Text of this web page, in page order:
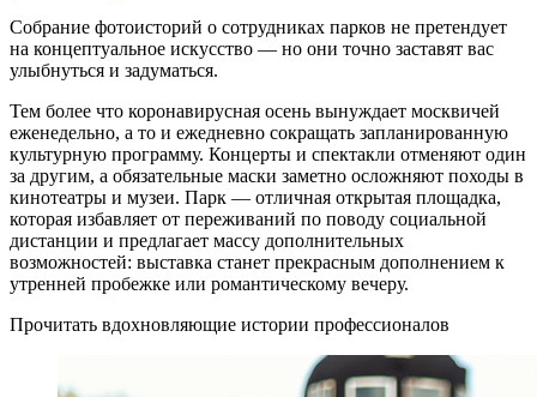
Собрание фотоисторий о сотрудниках парков не претендует
на концептуальное искусство — но они точно заставят вас
улыбнуться и задуматься.
Тем более что коронавирусная осень вынуждает москвичей
еженедельно, а то и ежедневно сокращать запланированную
культурную программу. Концерты и спектакли отменяют один
за другим, а обязательные маски заметно осложняют походы в
кинотеатры и музеи. Парк — отличная открытая площадка,
которая избавляет от переживаний по поводу социальной
дистанции и предлагает массу дополнительных
возможностей: выставка станет прекрасным дополнением к
утренней пробежке или романтическому вечеру.
Прочитать вдохновляющие истории профессионалов